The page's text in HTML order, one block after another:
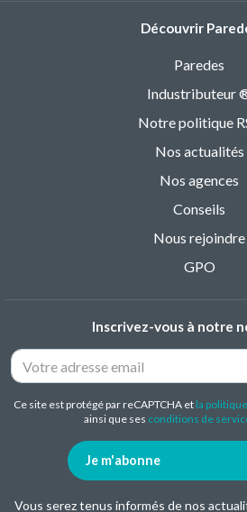
Découvrir
Paredes
Industributeur
Notre politique
Nos actualités
Nos agences
Conseils
Nous rejoindre
GPO
Inscrivez-vous à notre
Ce site est protégé par reCAPTCHA et la
ainsi que ses conditions de
Je m'abonne
Vous serez tenus informés de nos